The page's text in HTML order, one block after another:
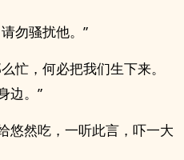
勿骚扰他。”
忙，何必把我们生下来。
边。”
悠然吃，一听此言，吓一大